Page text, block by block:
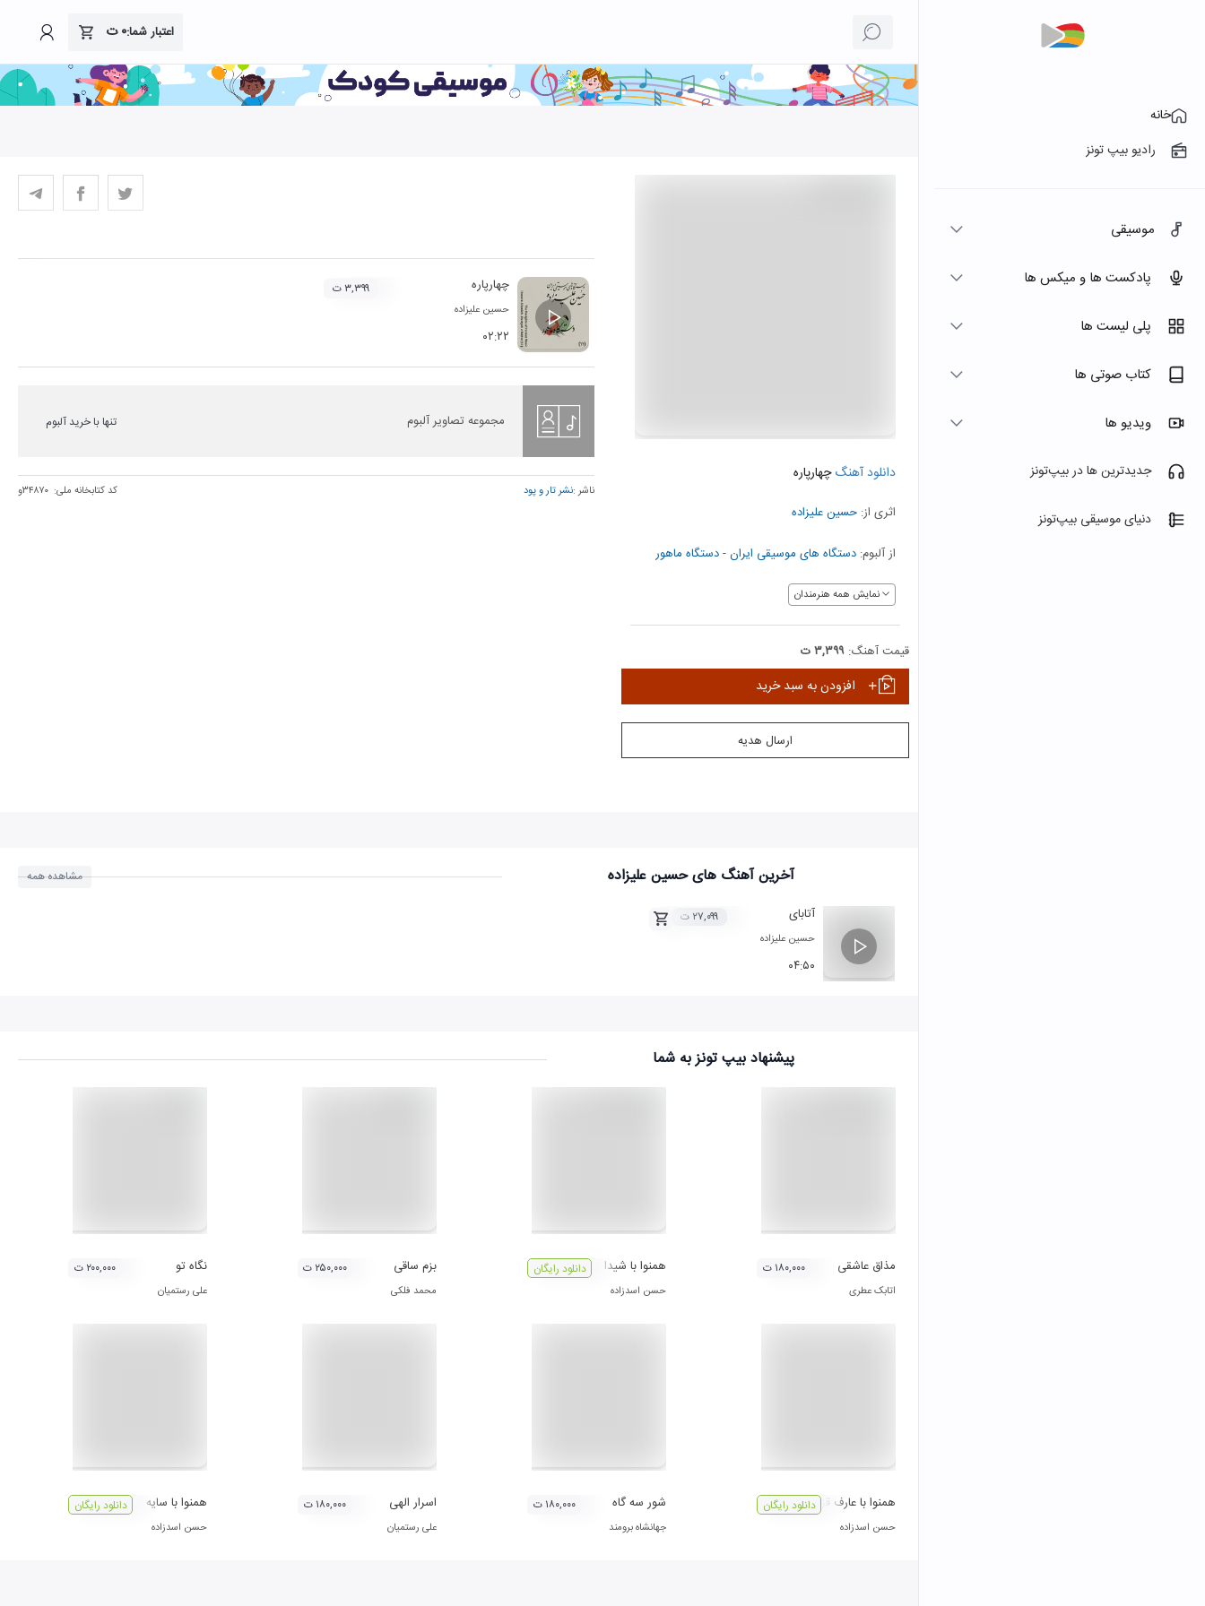
اعتبار شما:۰ت
خانه
رادیو بیپ تونز
موسیقی
پادکست ها و میکس ها
پلی لیست ها
کتاب صوتی ها
ویدیو ها
جدیدترین ها در بیپ‌تونز
دنیای موسیقی بیپ‌تونز
دانلود آهنگچهارپاره
اثری از: حسین علیزاده
از آلبوم: دستگاه های موسیقی ایران - دستگاه ماهور
نمایش همه هنرمندان
قیمت آهنگ: ۳,۳۹۹ ت
افزودن به سبد خرید
ارسال هدیه
چهارپاره
حسین علیزاده
۰۲:۲۲
۳,۳۹۹ ت
مجموعه تصاویر آلبوم تنها با خرید آلبوم
ناشر :نشر تار و پود کد کتابخانه ملی: ۳۴۸۷۰و
آخرین آهنگ های حسین علیزاده مشاهده همه
آتابای
حسین علیزاده
۰۴:۵۰
۲۷,۰۹۹ ت
پیشنهاد بیپ تونز به شما
مذاق عاشقی
اتابک عطری
۱۸۰,۰۰۰ ت همنوا با شيدا
حسن اسدزاده
دانلود رایگان بزم ساقی
محمد فلکی
۲۵۰,۰۰۰ ت نگاه تو
علی رستمیان
۲۰۰,۰۰۰ ت
همنوا با عارف قزوينی
حسن اسدزاده
دانلود رایگان شور سه گاه
جهانشاه برومند
۱۸۰,۰۰۰ ت اسرار الهی
علی رستمیان
۱۸۰,۰۰۰ ت همنوا با سایه
حسن اسدزاده
دانلود رایگان